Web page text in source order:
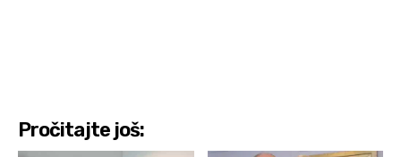
Pročitajte još: